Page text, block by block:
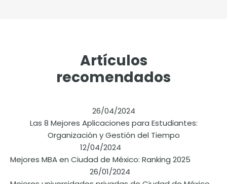
Artículos
recomendados
26/04/2024
Las 8 Mejores Aplicaciones para Estudiantes:
Organización y Gestión del Tiempo
12/04/2024
Mejores MBA en Ciudad de México: Ranking 2025
26/01/2024